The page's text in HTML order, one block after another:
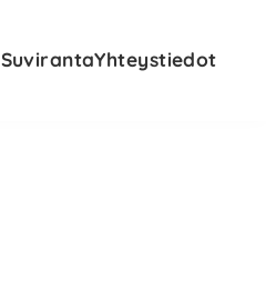
SuvirantaYhteystiedot